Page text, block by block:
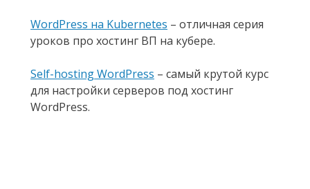
WordPress на Kubernetes – отличная серия
уроков про хостинг ВП на кубере.
Self-hosting WordPress – самый крутой курс
для настройки серверов под хостинг
WordPress.